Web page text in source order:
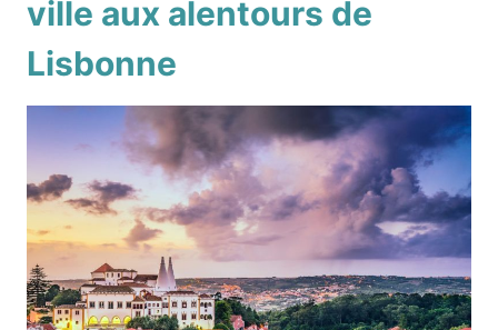
ville aux alentours de
Lisbonne